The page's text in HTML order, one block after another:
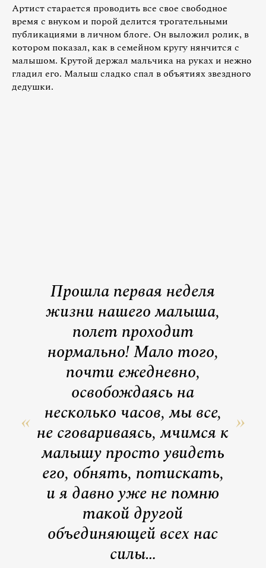
Артист старается проводить все свое свободное
время с внуком и порой делится трогательными
публикациями в личном блоге. Он выложил ролик, в
котором показал, как в семейном кругу нянчится с
малышом. Крутой держал мальчика на руках и нежно
гладил его. Малыш сладко спал в объятиях звездного
дедушки.
Прошла первая неделя
жизни нашего малыша,
полет проходит
нормально! Мало того,
почти ежедневно,
освобождаясь на
несколько часов, мы все,
не сговариваясь, мчимся к
малышу просто увидеть
его, обнять, потискать,
и я давно уже не помню
такой другой
объединяющей всех нас
силы…